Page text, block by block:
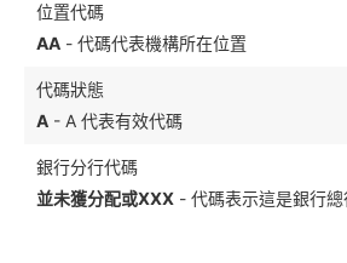
位置代碼
AA - 代碼代表機構所在位置
代碼狀態
A - A 代表有效代碼
銀行分行代碼
並未獲分配或XXX - 代碼表示這是銀行總